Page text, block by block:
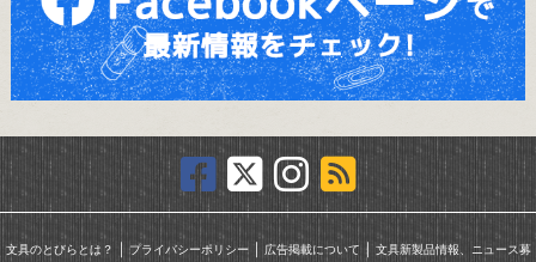
文具のとびらとは？ ｜ プライバシーポリシー｜ 広告掲載について ｜ 文具新製品情報、ニュース募